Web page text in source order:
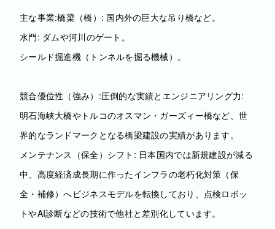
主な事業:橋梁（橋）: 国内外の巨大な吊り橋など。
水門: ダムや河川のゲート。
シールド掘進機（トンネルを掘る機械）。
競合優位性（強み）:圧倒的な実績とエンジニアリング力:
明石海峡大橋やトルコのオスマン・ガーズィー橋など、世
界的なランドマークとなる橋梁建設の実績があります。
メンテナンス（保全）シフト: 日本国内では新規建設が減る
中、高度経済成長期に作ったインフラの老朽化対策（保
全・補修）へビジネスモデルを転換しており、点検ロボッ
トやAI診断などの技術で他社と差別化しています。